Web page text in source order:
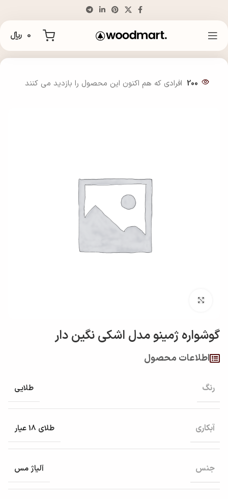
0 ﷼
200 افرادی که هم اکنون این محصول را بازدید می کنند
گوشواره ژمینو مدل اشکي نگين دار
اطلاعات محصول
رنگ طلایی
آبکاری طلای 18 عیار
جنس آلیاژ مس